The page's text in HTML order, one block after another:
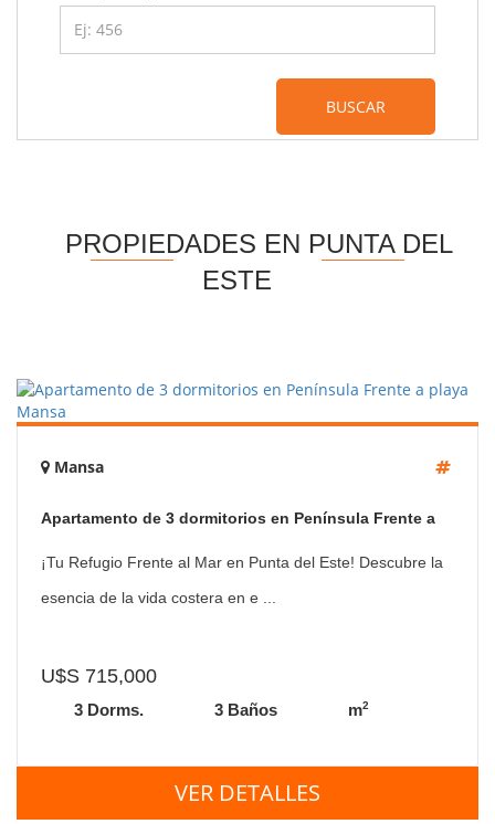
BUSCAR
PROPIEDADES EN PUNTA DEL
ESTE
Mansa
Apartamento de 3 dormitorios en Península Frente a
playa Mansa
¡Tu Refugio Frente al Mar en Punta del Este! Descubre la
esencia de la vida costera en e ...
U$S 715,000
3 Dorms. 3 Baños m2
VER DETALLES